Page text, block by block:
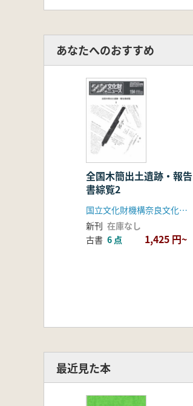
あなたへのおすすめ
全国木簡出土遺跡・報告
書綜覧2
国立文化財機構奈良文化財研究所
新刊 在庫なし
古書 6 点 1,425 円~
最近見た本